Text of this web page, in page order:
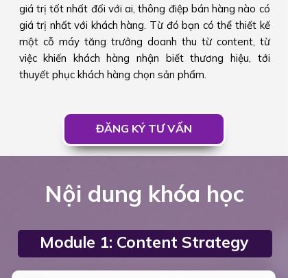
động) trong cùng một hệ thống Content Marketing.
Thay vì chỉ tập trung vào một loại nội dung, bạn hiểu
cách triển khai đúng content, đúng kênh và đúng giai
đoạn trong hành trình khách hàng để tối ưu hiệu quả
chuyển đổi.
ĐĂNG KÝ TƯ VẤN
Module 1: Content Strategy
Nội dung khóa học